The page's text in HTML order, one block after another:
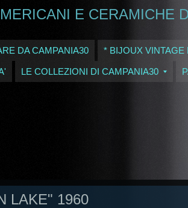
E CERAMICHE
DA CAMPANIA30 * BIJOUX VINTAGE
LE COLLEZIONI DI CAMPANIA30
LAKE" 1960